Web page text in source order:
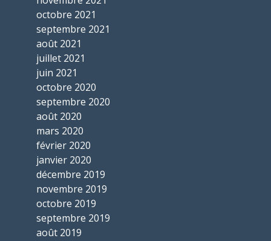
octobre 2021
septembre 2021
août 2021
juillet 2021
juin 2021
octobre 2020
septembre 2020
août 2020
mars 2020
février 2020
janvier 2020
décembre 2019
novembre 2019
octobre 2019
septembre 2019
août 2019